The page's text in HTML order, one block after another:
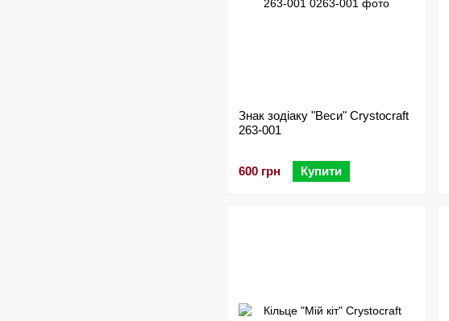
Знак зодіаку "Веси" Crystocraft
263-001
600 грн Купити